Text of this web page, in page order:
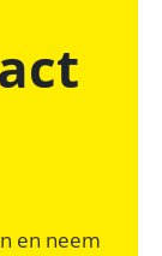
en neem